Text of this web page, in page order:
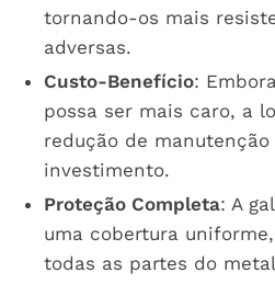
tornando-os mais
adversas.
Custo-Benefício:
possa ser mais caro, a
redução de
investimento.
Proteção Completa: A
uma cobertura
todas as partes do